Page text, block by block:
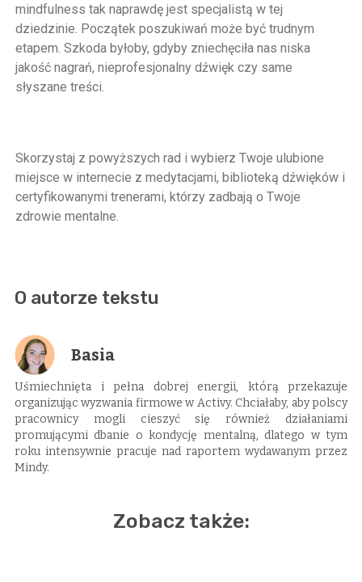
mindfulness tak naprawdę jest specjalistą w tej
dziedzinie. Początek poszukiwań może być trudnym
etapem. Szkoda byłoby, gdyby zniechęciła nas niska
jakość nagrań, nieprofesjonalny dźwięk czy same
słyszane treści.
Skorzystaj z powyższych rad i wybierz Twoje ulubione
miejsce w internecie z medytacjami, biblioteką dźwięków i
certyfikowanymi trenerami, którzy zadbają o Twoje
zdrowie mentalne.
O autorze tekstu
Basia
Uśmiechnięta i pełna dobrej energii, którą przekazuje
organizując wyzwania firmowe w Activy. Chciałaby, aby polscy
pracownicy mogli cieszyć się również działaniami
promującymi dbanie o kondycję mentalną, dlatego w tym
roku intensywnie pracuje nad raportem wydawanym przez
Mindy.
Zobacz także: